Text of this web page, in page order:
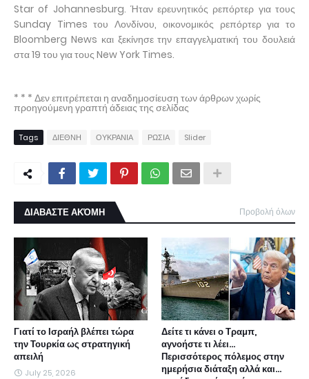
Star of Johannesburg. Ήταν ερευνητικός ρεπόρτερ για τους
Sunday Times του Λονδίνου, οικονομικός ρεπόρτερ για το
Bloomberg News και ξεκίνησε την επαγγελματική του δουλειά
στα 19 του για τους New York Times.
* * * Δεν επιτρέπεται η αναδημοσίευση των άρθρων χωρίς
προηγούμενη γραπτή άδειας της σελίδας
Tags ΔΙΕΘΝΗ ΟΥΚΡΑΝΙΑ ΡΩΣΙΑ Slider
ΔΙΑΒΑΣΤΕ ΑΚΌΜΗ Προβολή όλων
Γιατί το Ισραήλ βλέπει τώρα
την Τουρκία ως στρατηγική
απειλή
July 25, 2026
Δείτε τι κάνει ο Τραμπ,
αγνοήστε τι λέει...
Περισσότερος πόλεμος στην
ημερήσια διάταξη αλλά και...